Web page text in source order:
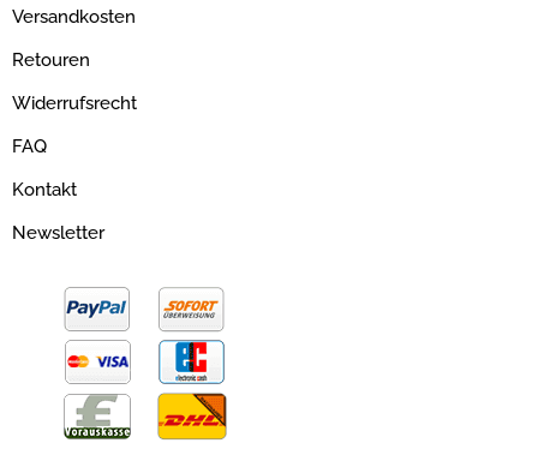
Versandkosten
Retouren
Widerrufsrecht
FAQ
Kontakt
Newsletter